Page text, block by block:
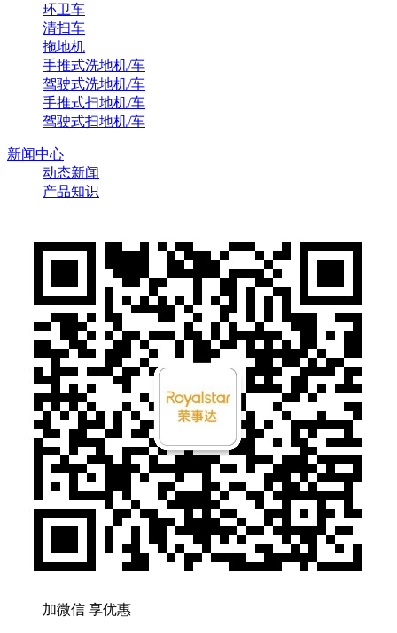
环卫车
清扫车
拖地机
手推式洗地机/车
驾驶式洗地机/车
手推式扫地机/车
驾驶式扫地机/车
新闻中心
动态新闻
产品知识
加微信 享优惠